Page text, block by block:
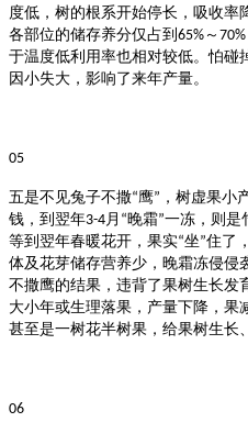
度低，树的根系开始停长，吸收
各部位的储存养分仅占到 65% ～ 70%
于温度低利用率也相对较低。怕碰
因小失大，影响了来年产量。
05
五是不见兔子不撒“鹰” ，树虚果小
钱，到翌年3-4 月 “晚霜”一冻，则是
等到翌年春暖花开，果实“坐”住了
体及花芽储存营养少，晚霜冻侵侵
不撒鹰的结果，违背了果树生长发
大小年或生理落果，产量下降，果
甚至是一树花半树果，给果树生长
06